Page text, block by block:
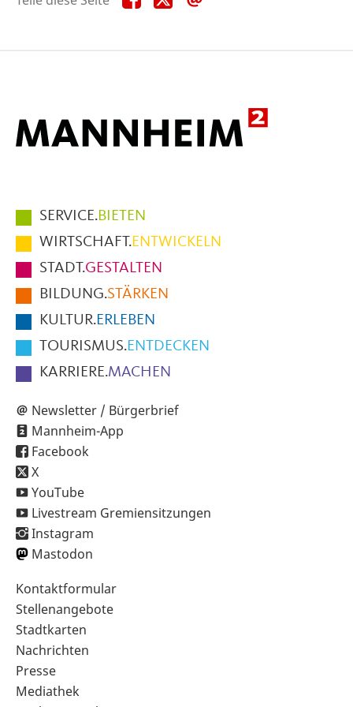
diese diese
Hauptmenüpunkte
im
Fußbereich
der
Seite
SERVICE.BIETEN
WIRTSCHAFT.ENTWICKELN
STADT.GESTALTEN
BILDUNG.STÄRKEN
KULTUR.ERLEBEN
TOURISMUS.ENTDECKEN
KARRIERE.MACHEN
Newsletter / Bürgerbrief
Mannheim-App
Facebook
X
YouTube
Livestream Gremiensitzungen
Instagram
Mastodon
Sekundärnavigation
im
Fußbereich
Kontaktformular
Stellenangebote
Stadtkarten
Nachrichten
Presse
Mediathek